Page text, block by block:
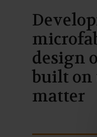
design
built on
matter